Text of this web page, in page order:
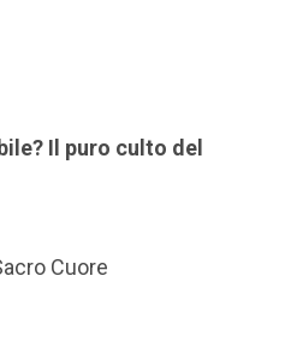
Il puro culto del
Cuore